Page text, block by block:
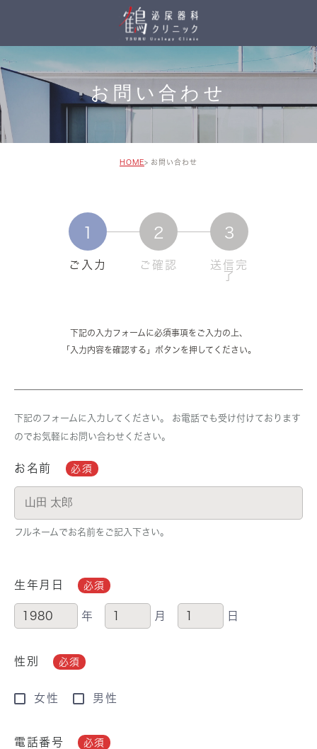
お問い合わせ
HOME お問い合わせ
1
ご入力
2
ご確認
3
送信完
了
下記の入力フォームに必須事項をご入力の上、
「入力内容を確認する」ボタンを押してください。
下記のフォームに入力してください。 お電話でも受け付けております
のでお気軽にお問い合わせください。
お名前 必須
フルネームでお名前をご記入下さい。
生年月日 必須
年 月 日
性別 必須
女性 男性
電話番号 必須